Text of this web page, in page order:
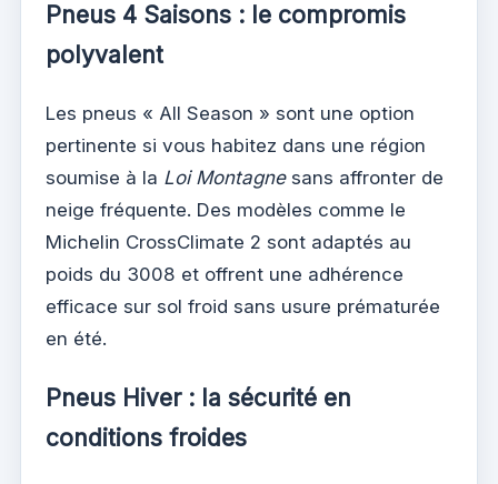
Pneus 4 Saisons : le compromis
polyvalent
Les pneus « All Season » sont une option
pertinente si vous habitez dans une région
soumise à la Loi Montagnesans affronter de
neige fréquente. Des modèles comme le
Michelin CrossClimate 2 sont adaptés au
poids du 3008 et offrent une adhérence
efficace sur sol froid sans usure prématurée
en été.
Pneus Hiver : la sécurité en
conditions froides